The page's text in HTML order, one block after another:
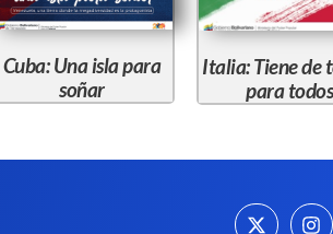
Cuba: Una isla para
soñar
Italia: Tiene de
para todos